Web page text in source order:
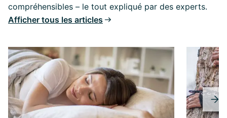
compréhensibles – le tout expliqué par des experts.
Afficher tous les articles